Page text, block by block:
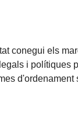
conegui els
i polítiques